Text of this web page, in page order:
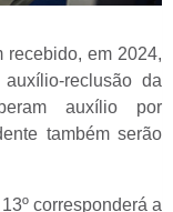
recebido, em 2024,
reclusão da
auxílio por
também serão
corresponderá a